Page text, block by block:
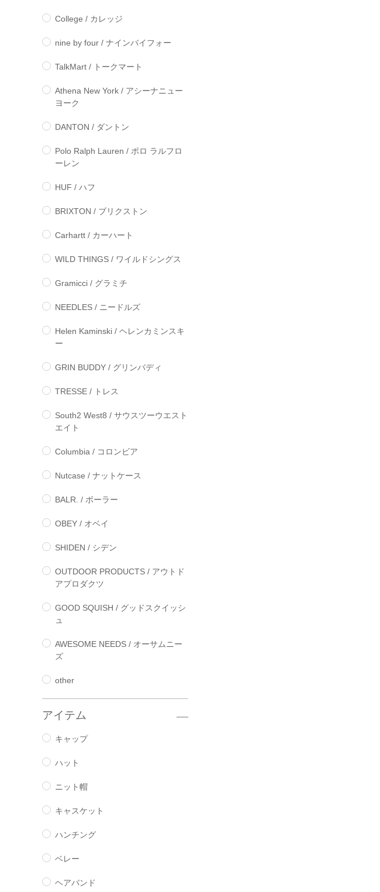
College / カレッジ
nine by four / ナインバイフォー
TalkMart / トークマート
Athena New York / アシーナニュー
ヨーク
DANTON / ダントン
Polo Ralph Lauren / ポロ ラルフロ
ーレン
HUF / ハフ
BRIXTON / ブリクストン
Carhartt / カーハート
WILD THINGS / ワイルドシングス
Gramicci / グラミチ
NEEDLES / ニードルズ
Helen Kaminski / ヘレンカミンスキ
ー
GRIN BUDDY / グリンバディ
TRESSE / トレス
South2 West8 / サウスツーウエスト
エイト
Columbia / コロンビア
Nutcase / ナットケース
BALR. / ボーラー
OBEY / オベイ
SHIDEN / シデン
OUTDOOR PRODUCTS / アウトド
アプロダクツ
GOOD SQUISH / グッドスクイッシ
ュ
AWESOME NEEDS / オーサムニー
ズ
other
アイテム
キャップ
ハット
ニット帽
キャスケット
ハンチング
ベレー
ヘアバンド